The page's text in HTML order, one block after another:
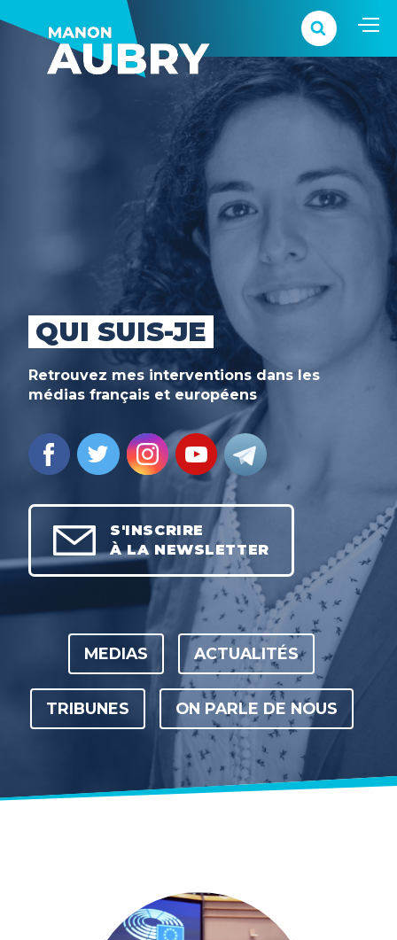
QUI SUIS-JE
Retrouvez mes interventions dans les
médias français et européens
S'INSCRIRE
À LA NEWSLETTER
MEDIAS ACTUALITÉS
TRIBUNES ON PARLE DE NOUS